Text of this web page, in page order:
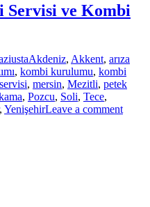
Servisi ve Kombi
Akdeniz, Akkent, arıza
, kombi kurulumu, kombi
, mersin, Mezitli, petek
, Pozcu, Soli, Tece,
, YenişehirLeave a comment